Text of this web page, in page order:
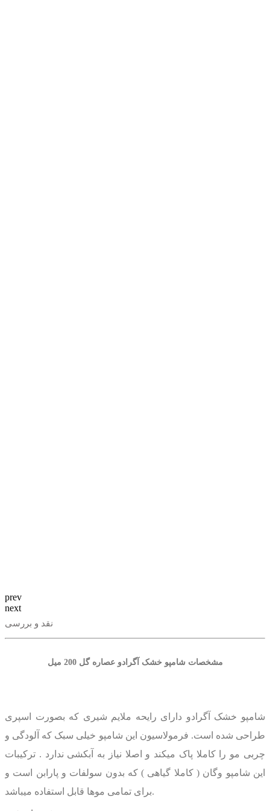
prev
next
نقد و بررسی
مشخصات شامپو خشک آگرادو عصاره گل 200 میل
شامپو خشک آگرادو دارای رایحه ملایم شیری که بصورت اسپری
طراحی شده است. فرمولاسیون این شامپو خیلی سبک که آلودگی و
چربی مو را کاملا پاک میکند و اصلا نیاز به آبکشی ندارد . ترکیبات
این شامپو وگان ( کاملا گیاهی ) که بدون سولفات و پارابن است و
برای تمامی موها قابل استفاده میباشد.